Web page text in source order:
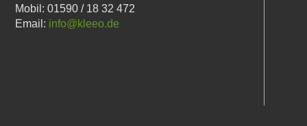
Mobil: 01590 / 18 32 472
Email: info@kleeo.de